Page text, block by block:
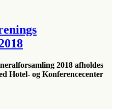
2018 afholdes
Hotel- og Konferencecenter